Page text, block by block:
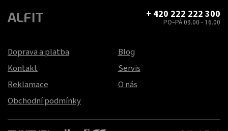
+ 420 222 222 300
PO–PÁ 09.00 - 16.00
Doprava a platba
Kontakt
Reklamace
Obchodní podmínky
Blog
Servis
O nás